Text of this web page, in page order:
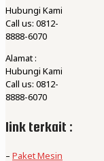
Hubungi Kami
Call us: 0812-
8888-6070
Alamat :
Hubungi Kami
Call us: 0812-
8888-6070
link terkait :
– Paket Mesin